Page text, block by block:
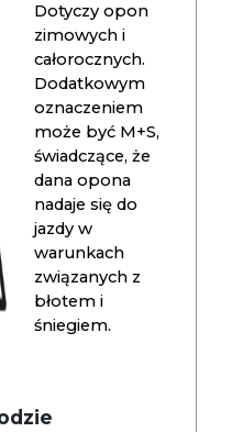
Dotyczy opon
zimowych i
całorocznych.
Dodatkowym
oznaczeniem
może być M+S,
świadczące, że
dana opona
nadaje się do
jazdy w
warunkach
związanych z
błotem i
śniegiem.